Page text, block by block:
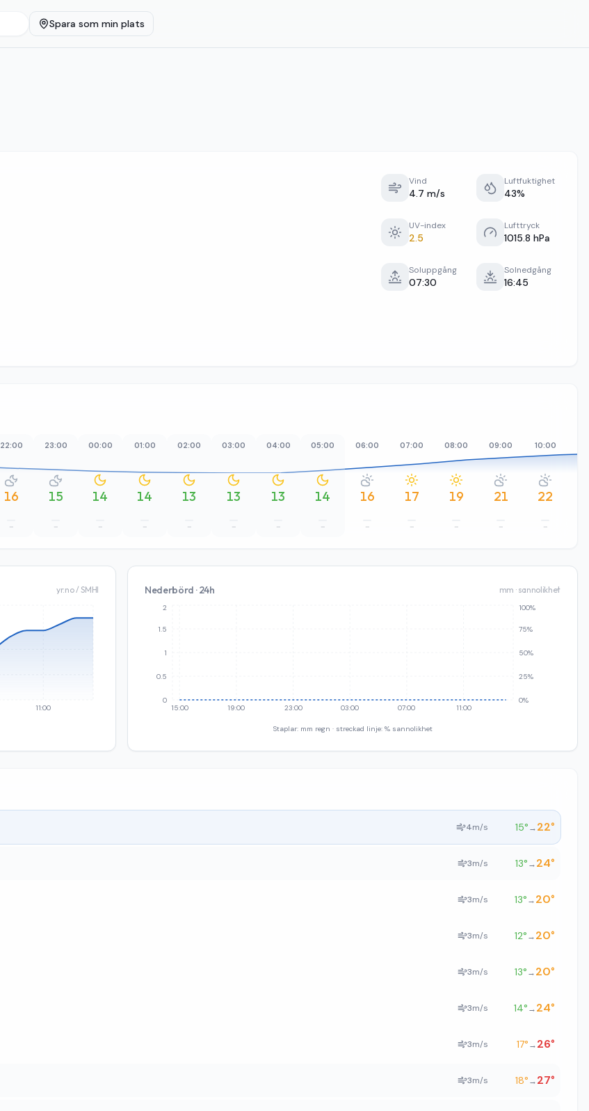
Spara som min plats
Vind
4.7 m/s
Luftfuktighet
43%
UV-index
2.5
Lufttryck
1015.8 hPa
Soluppgång
07:30
Solnedgång
16:45
22:00
16
–
23:00
15
–
00:00
14
–
01:00
14
–
02:00
13
–
03:00
13
–
04:00
13
–
05:00
14
–
06:00
16
–
07:00
17
–
08:00
19
–
09:00
21
–
10:00
22
–
yr.no / SMHI
11:00
Nederbörd · 24h mm · sannolikhet
15:00 19:00 23:00 03:00 07:00 11:00
0
0.5
1
1.5
2
0%
25%
50%
75%
100%
Staplar: mm regn · streckad linje: % sannolikhet
4m/s 15°→22°
3m/s 13°→24°
3m/s 13°→20°
3m/s 12°→20°
3m/s 13°→20°
3m/s 14°→24°
3m/s 17°→26°
3m/s 18°→27°